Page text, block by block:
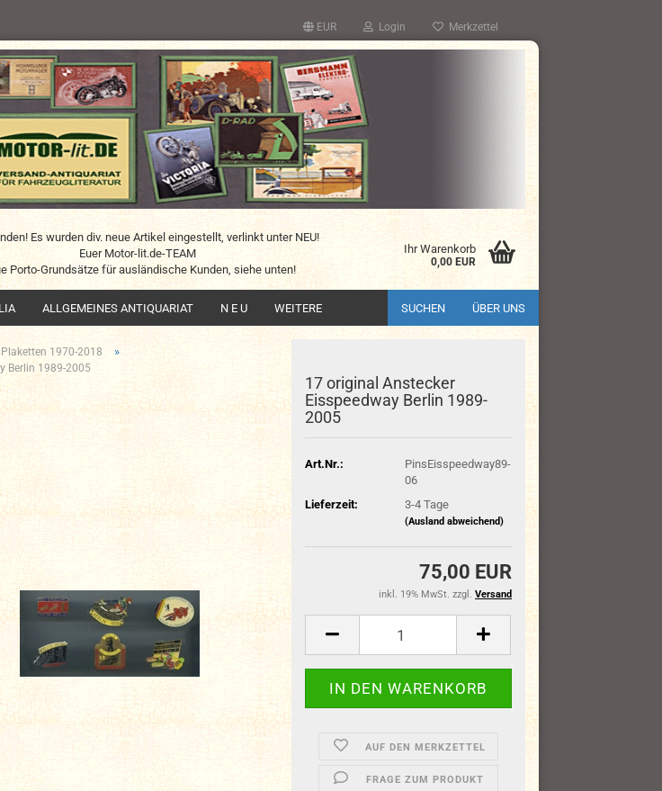
EUR Login Merkzettel
Es wurden div. neue Artikel eingestellt, verlinkt unter NEU!
Euer Motor-lit.de-TEAM
Porto-Grundsätze für ausländische Kunden, siehe unten!
Ihr Warenkorb
0,00 EUR
ALLGEMEINES ANTIQUARIAT N E U SUCHEN ÜBER UNS
WEITERE
Plaketten 1970-2018 »
Berlin 1989-2005
17 original Anstecker
Eisspeedway Berlin 1989-
2005
Art.Nr.:
PinsEisspeedway89-
06
Lieferzeit:
3-4 Tage
(Ausland abweichend)
75,00 EUR
inkl. 19% MwSt. zzgl. Versand
AUF DEN MERKZETTEL
FRAGE ZUM PRODUKT